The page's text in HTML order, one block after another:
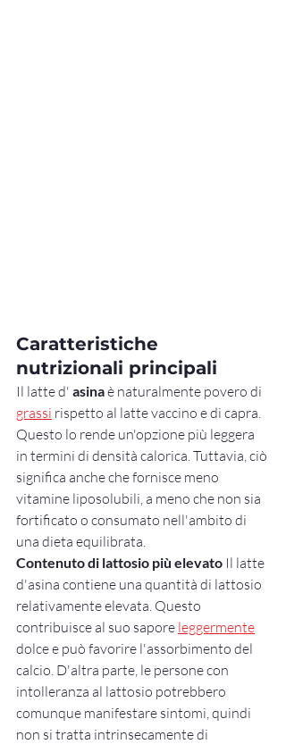
Caratteristiche
nutrizionali principali
Il latte d' asina è naturalmente povero di
grassi rispetto al latte vaccino e di capra.
Questo lo rende un'opzione più leggera
in termini di densità calorica. Tuttavia, ciò
significa anche che fornisce meno
vitamine liposolubili, a meno che non sia
fortificato o consumato nell'ambito di
una dieta equilibrata.
Contenuto di lattosio più elevato Il latte
d'asina contiene una quantità di lattosio
relativamente elevata. Questo
contribuisce al suo sapore leggermente
dolce e può favorire l'assorbimento del
calcio. D'altra parte, le persone con
intolleranza al lattosio potrebbero
comunque manifestare sintomi, quindi
non si tratta intrinsecamente di